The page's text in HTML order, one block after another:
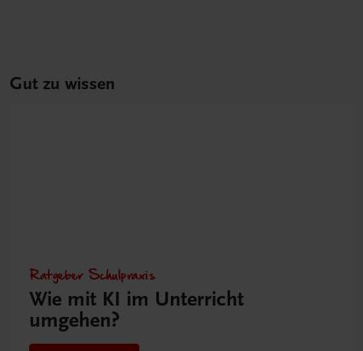
Gut zu wissen
Ratgeber Schulpraxis
Wie mit KI im Unterricht
umgehen?